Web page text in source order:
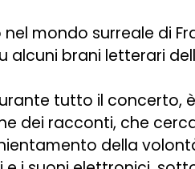
mondo surreale di
brani letterari
tutto il concerto,
dei racconti, che
della